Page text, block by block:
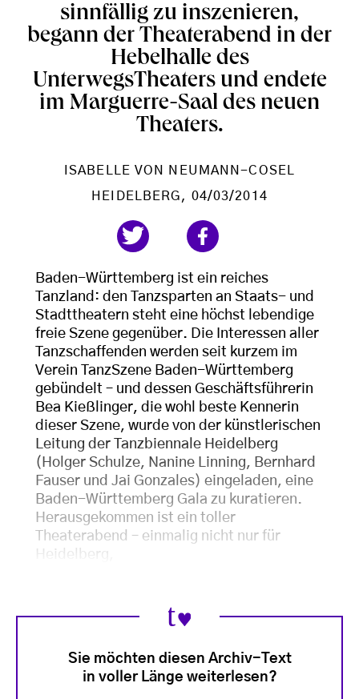
sinnfällig zu inszenieren,
begann der Theaterabend in der
Hebelhalle des
UnterwegsTheaters und endete
im Marguerre-Saal des neuen
Theaters.
ISABELLE VON NEUMANN-COSEL
HEIDELBERG, 04/03/2014
Baden-Württemberg ist ein reiches
Tanzland: den Tanzsparten an Staats- und
Stadttheatern steht eine höchst lebendige
freie Szene gegenüber. Die Interessen aller
Tanzschaffenden werden seit kurzem im
Verein TanzSzene Baden-Württemberg
gebündelt – und dessen Geschäftsführerin
Bea Kießlinger, die wohl beste Kennerin
dieser Szene, wurde von der künstlerischen
Leitung der Tanzbiennale Heidelberg
(Holger Schulze, Nanine Linning, Bernhard
Fauser und Jai Gonzales) eingeladen, eine
Baden-Württemberg Gala zu kuratieren.
Herausgekommen ist ein toller
Theaterabend – einmalig nicht nur für
Sie möchten diesen Archiv-Text
in voller Länge weiterlesen?